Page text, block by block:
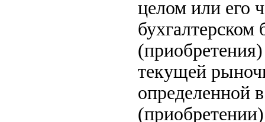
целом или его
бухгалтерском
текущей
определенной